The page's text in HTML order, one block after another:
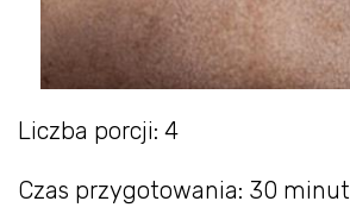
Liczba porcji: 4
Czas przygotowania: 30 minut